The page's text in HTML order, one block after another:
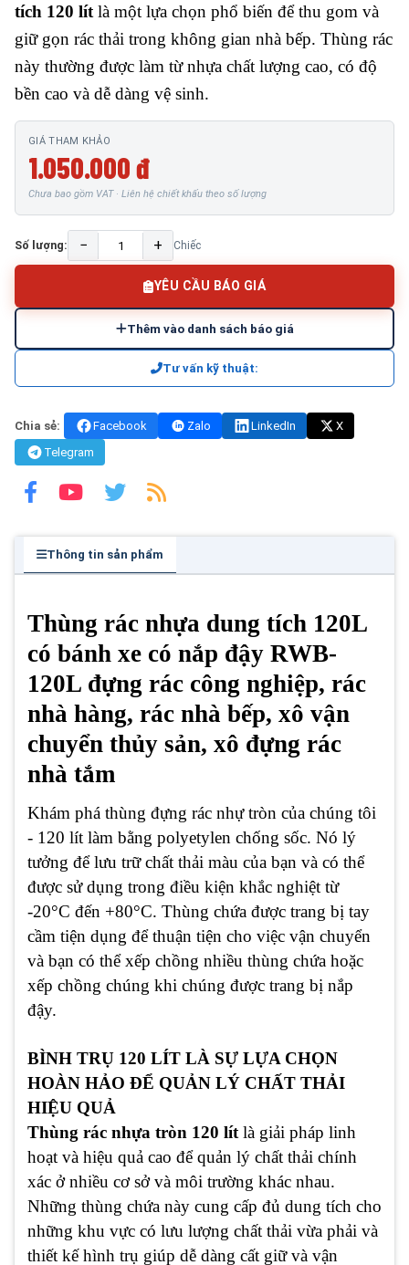
tích 120 lít là một lựa chọn phổ biến để thu gom và
giữ gọn rác thải trong không gian nhà bếp. Thùng rác
này thường được làm từ nhựa chất lượng cao, có độ
bền cao và dễ dàng vệ sinh.
GIÁ THAM KHẢO
1.050.000 đ
Chưa bao gồm VAT · Liên hệ chiết khấu theo số lượng
Số lượng: − + Chiếc
YÊU CẦU BÁO GIÁ
Thêm vào danh sách báo giá
Tư vấn kỹ thuật:
Chia sẻ: Facebook Zalo LinkedIn
X
Telegram
Thông tin sản phẩm
Thùng rác nhựa dung tích 120L
có bánh xe có nắp đậy RWB-
120L đựng rác công nghiệp, rác
nhà hàng, rác nhà bếp, xô vận
chuyển thủy sản, xô đựng rác
nhà tắm
Khám phá thùng đựng rác nhự tròn của chúng tôi
- 120 lít làm bằng polyetylen chống sốc. Nó lý
tưởng để lưu trữ chất thải màu của bạn và có thể
được sử dụng trong điều kiện khắc nghiệt từ
-20°C đến +80°C. Thùng chứa được trang bị tay
cầm tiện dụng để thuận tiện cho việc vận chuyển
và bạn có thể xếp chồng nhiều thùng chứa hoặc
xếp chồng chúng khi chúng được trang bị nắp
đậy.
BÌNH TRỤ 120 LÍT LÀ SỰ LỰA CHỌN
HOÀN HẢO ĐỂ QUẢN LÝ CHẤT THẢI
HIỆU QUẢ
Thùng rác nhựa tròn 120 lít là giải pháp linh
hoạt và hiệu quả cao để quản lý chất thải chính
xác ở nhiều cơ sở và môi trường khác nhau.
Những thùng chứa này cung cấp đủ dung tích cho
những khu vực có lưu lượng chất thải vừa phải và
thiết kế hình trụ giúp dễ dàng cất giữ và vận